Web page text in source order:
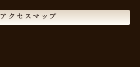
アクセスマップ